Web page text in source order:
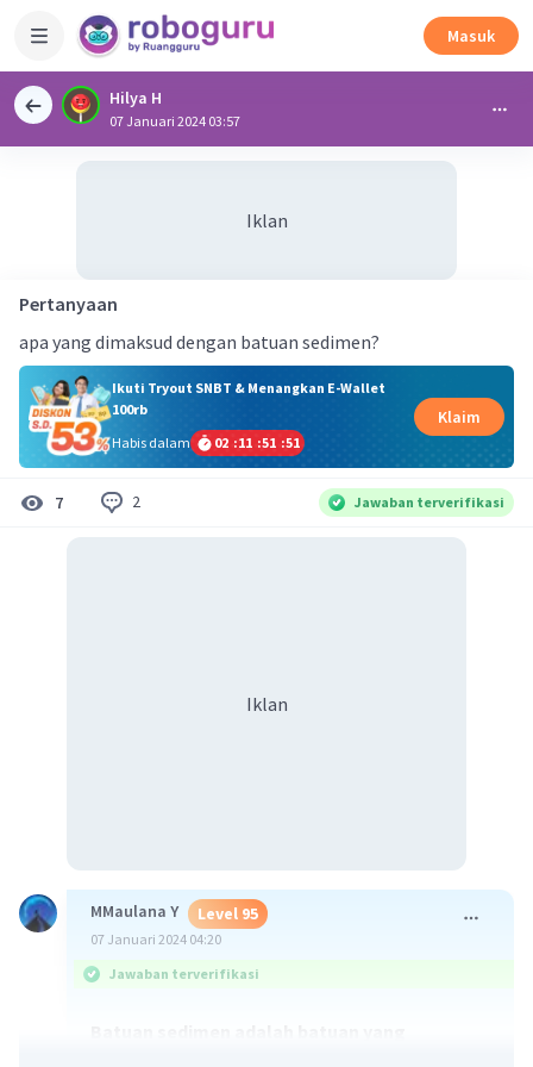
Masuk
Hilya H
07 Januari 2024 03:57
Iklan
Pertanyaan
apa yang dimaksud dengan batuan sedimen?
Ikuti Tryout SNBT & Menangkan E-Wallet
100rb
Habis dalam
02 :11 :51 :51
Klaim
7 2 Jawaban terverifikasi
Iklan
MMaulana Y Level 95
07 Januari 2024 04:20
Jawaban terverifikasi